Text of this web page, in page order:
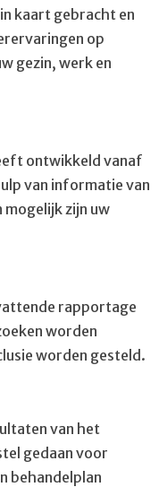
kaart gebracht en
op
gezin, werk en
ontwikkeld vanaf
van informatie van
mogelijk zijn uw
rapportage
worden
worden gesteld.
van het
gedaan voor
behandelplan